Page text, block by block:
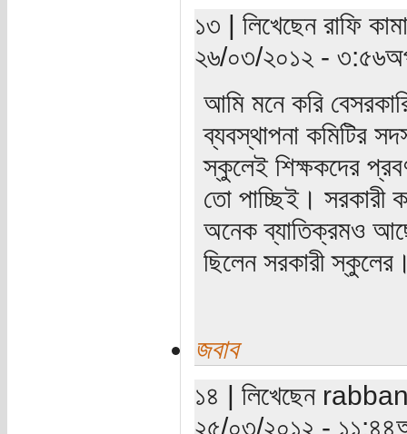
১৩ | লিখেছেন রাফি
২৬/০৩/২০১২ -
আমি মনে করি
ব্যবস্থাপনা কমিটির
স্কুলেই শিক্ষকদের
তো পাচ্ছিই। সরকারী
অনেক ব্যাতিক্রমও
ছিলেন সরকারী
জবাব
১৪ | লিখেছেন rabbani
২৫/০৩/২০১২ -